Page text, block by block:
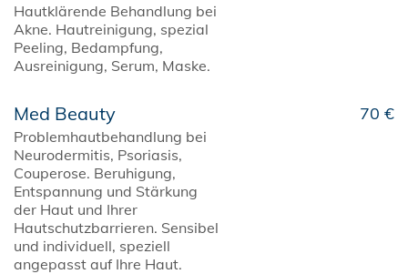
Hautklärende Behandlung bei
Akne. Hautreinigung, spezial
Peeling, Bedampfung,
Ausreinigung, Serum, Maske.
Med Beauty 70 €
Problemhautbehandlung bei
Neurodermitis, Psoriasis,
Couperose. Beruhigung,
Entspannung und Stärkung
der Haut und Ihrer
Hautschutzbarrieren. Sensibel
und individuell, speziell
angepasst auf Ihre Haut.